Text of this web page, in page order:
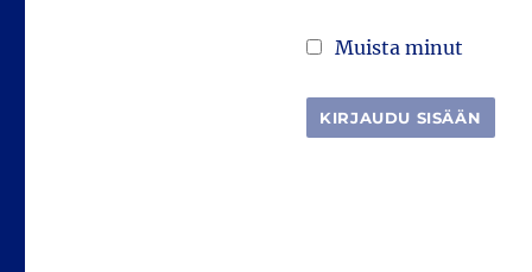
Muista minut